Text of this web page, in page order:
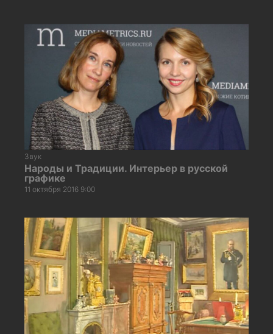
Звук
Народы и Традиции. Интерьер в русской
графике
11 октября 2016 9:00